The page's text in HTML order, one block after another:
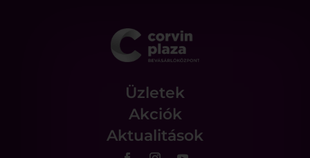
Üzletek
Akciók
Aktualitások